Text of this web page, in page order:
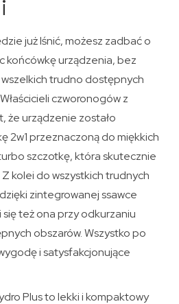
już lśnić, możesz zadbać o
końcówkę urządzenia, bez
trudno dostępnych
czworonogów z
że urządzenie zostało
2w1 przeznaczoną do miękkich
szczotkę, która skutecznie
kolei do wszystkich trudnych
zintegrowanej ssawce
też ona przy odkurzaniu
obszarów. Wszystko po
i satysfakcjonujące
Plus to lekki i kompaktowy